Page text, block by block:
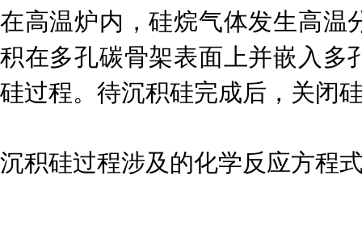
在高温炉内，硅烷气体发生高温
积在多孔碳骨架表面上并嵌入多
硅过程。待沉积硅完成后，关闭
沉积硅过程涉及的化学反应方程